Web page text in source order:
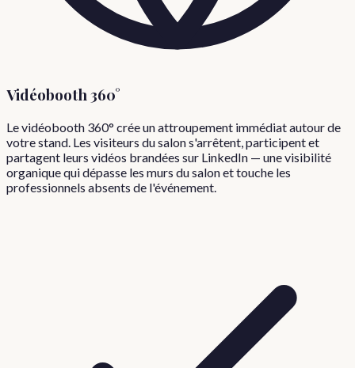
Vidéobooth 360°
Le vidéobooth 360° crée un attroupement immédiat autour de
votre stand. Les visiteurs du salon s'arrêtent, participent et
partagent leurs vidéos brandées sur LinkedIn — une visibilité
organique qui dépasse les murs du salon et touche les
professionnels absents de l'événement.